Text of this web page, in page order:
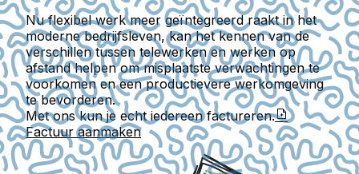
Nu flexibel werk meer geïntegreerd raakt in het
moderne bedrijfsleven, kan het kennen van de
verschillen tussen telewerken en werken op
afstand helpen om misplaatste verwachtingen te
voorkomen en een productievere werkomgeving
te bevorderen.
Met ons kun je echt iedereen factureren.
Factuur aanmaken